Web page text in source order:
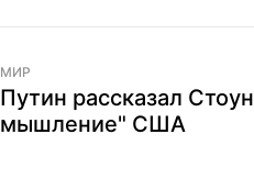
МИР
Путин рассказал
мышление" США